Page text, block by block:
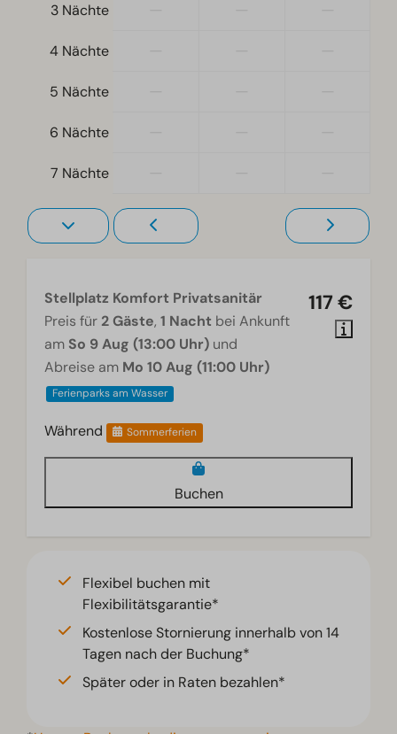
3 Nächte
4 Nächte
5 Nächte
6 Nächte
7 Nächte
117 €
Stellplatz Komfort Privatsanitär
Preis für 2 Gäste, 1 Nacht bei Ankunft
am So 9 Aug (13:00 Uhr) und
Abreise am Mo 10 Aug (11:00 Uhr)
Ferienparks am Wasser
Während Sommerferien
Buchen
Flexibel buchen mit
Flexibilitätsgarantie*
Kostenlose Stornierung innerhalb von 14
Tagen nach der Buchung*
Später oder in Raten bezahlen*